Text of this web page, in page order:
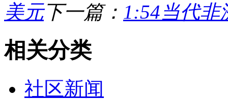
美元下一篇： 1:54当代非
相关分类
社区新闻